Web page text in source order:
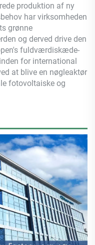
produktion af ny
har virksomheden
grønne
og derved drive den
fuldværdiskæde-
for international
at blive en nøgleaktør
fotovoltaiske og